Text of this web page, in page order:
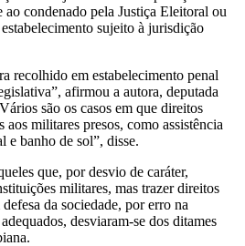
condenado pela Justiça Eleitoral ou
sujeito à jurisdição
recolhido em estabelecimento penal
afirmou a autora, deputada
são os casos em que direitos
militares presos, como assistência
e banho de sol”, disse.
que, por desvio de caráter,
militares, mas trazer direitos
da sociedade, por erro na
desviaram-se dos ditames